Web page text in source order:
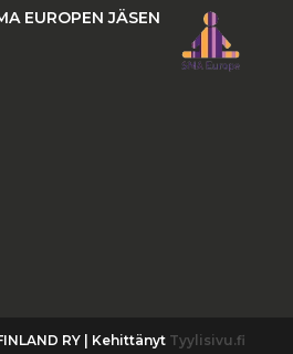
EUROPEN JÄSEN
RY | Kehittänyt Tyylisivu.fi